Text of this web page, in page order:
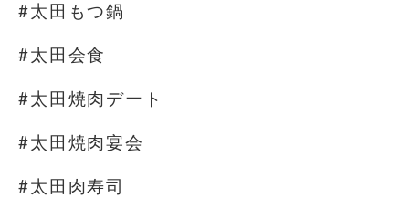
#太田もつ鍋
#太田会食
#太田焼肉デート
#太田焼肉宴会
#太田肉寿司